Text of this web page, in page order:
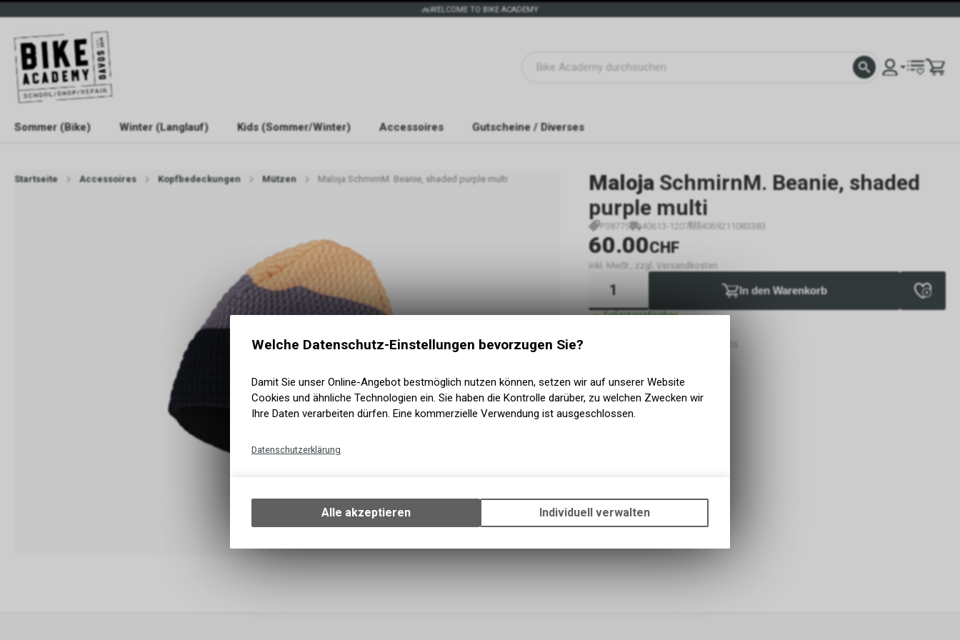
WELCOME TO BIKE ACADEMY
Sommer (Bike) Winter (Langlauf) Kids (Sommer/Winter) Accessoires Gutscheine / Diverses
Startseite Accessoires Kopfbedeckungen Mützen Maloja SchmirnM. Beanie, shaded purple multi Maloja SchmirnM. Beanie, shaded
purple multi
P38775 40613-1207 4069211083383
60.00CHF
inkl. MwSt., zzgl. Versandkosten
In den Warenkorb
Sofort verfügbar
Welche Datenschutz-Einstellungen bevorzugen Sie?
Damit Sie unser Online-Angebot bestmöglich nutzen können, setzen wir auf unserer Website
Cookies und ähnliche Technologien ein. Sie haben die Kontrolle darüber, zu welchen Zwecken wir
Ihre Daten verarbeiten dürfen. Eine kommerzielle Verwendung ist ausgeschlossen.
Datenschutzerklärung
Ihrem Gerät, um die grundlegenden Funktionen unseres Online-Angebots, wie die
Verwendung des Warenkorbs, zu ermöglichen. Bitte beachten Sie, dass die
zulassen.
Alle akzeptieren Individuell verwalten